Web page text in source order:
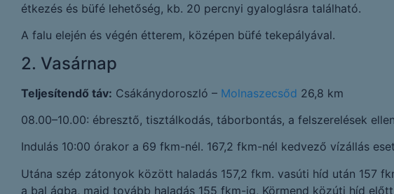
étkezés és büfé lehetőség, kb. 20 percnyi gyaloglásra található.
A falu elején és végén étterem, középen büfé tekepályával.
2. Vasárnap
Teljesítendő táv: Csákánydoroszló – Molnaszecsőd 26,8 km
08.00–10.00: ébresztő, tisztálkodás, táborbontás, a felszerelések
Indulás 10:00 órakor a 69 fkm-nél. 167,2 fkm-nél kedvező vízállás
Utána szép zátonyok között haladás 157,2 fkm. vasúti híd után 157
a bal ágba, majd tovább haladás 155 fkm-ig, Körmend közúti híd